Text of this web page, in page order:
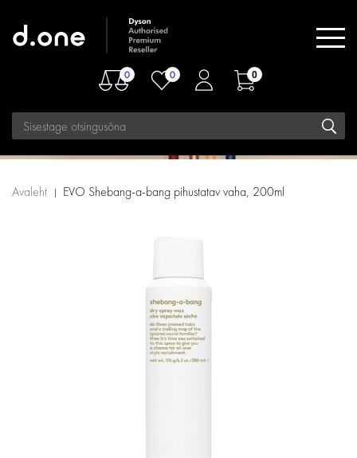
0 0 0
Avaleht EVO Shebang-a-bang pihustatav vaha, 200ml